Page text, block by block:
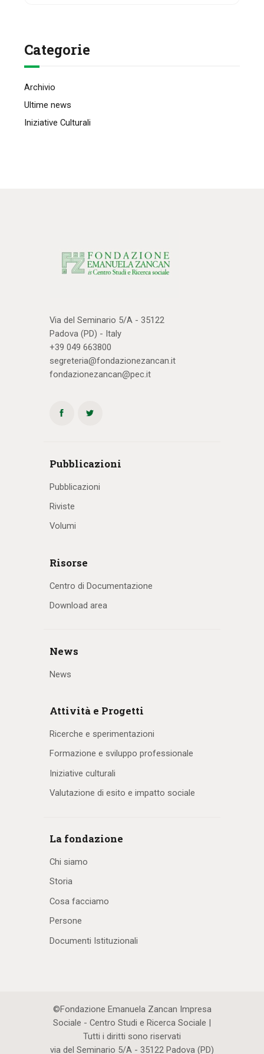
Categorie
Archivio
Ultime news
Iniziative Culturali
Via del Seminario 5/A - 35122
Padova (PD) - Italy
+39 049 663800
segreteria@fondazionezancan.it
fondazionezancan@pec.it
Pubblicazioni
Pubblicazioni
Riviste
Volumi
Risorse
Centro di Documentazione
Download area
News
News
Attività e Progetti
Ricerche e sperimentazioni
Formazione e sviluppo professionale
Iniziative culturali
Valutazione di esito e impatto sociale
La fondazione
Chi siamo
Storia
Cosa facciamo
Persone
Documenti Istituzionali
©Fondazione Emanuela Zancan Impresa
Sociale - Centro Studi e Ricerca Sociale |
Tutti i diritti sono riservati
via del Seminario 5/A - 35122 Padova (PD)